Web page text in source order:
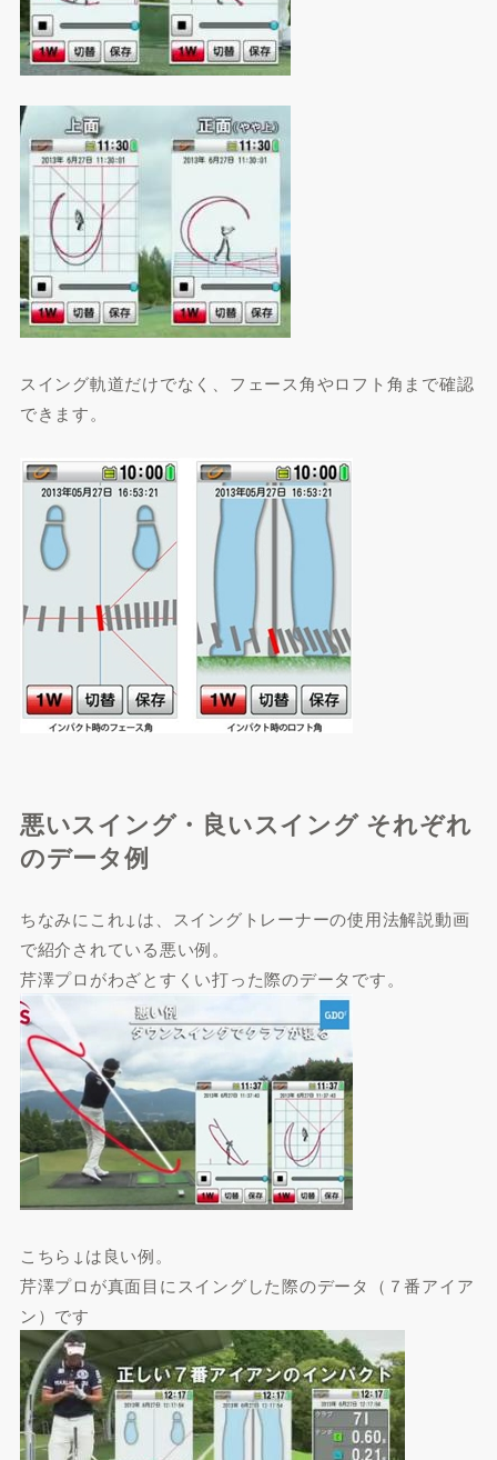
スイング軌道だけでなく、フェース角やロフト角まで確認
できます。
悪いスイング・良いスイング それぞれ
のデータ例
ちなみにこれ↓は、スイングトレーナーの使用法解説動画
で紹介されている悪い例。
芹澤プロがわざとすくい打った際のデータです。
こちら↓は良い例。
芹澤プロが真面目にスイングした際のデータ（７番アイア
ン）です